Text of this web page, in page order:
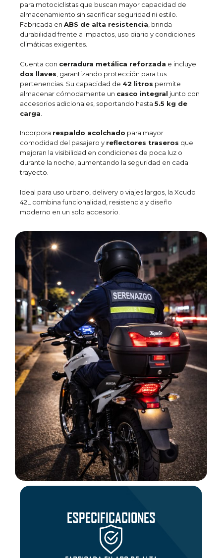
para motociclistas que buscan mayor capacidad de
almacenamiento sin sacrificar seguridad ni estilo.
Fabricada en ABS de alta resistencia , brinda
durabilidad frente a impactos, uso diario y condiciones
climáticas exigentes.
Cuenta con cerradura metálica reforzada e incluye
dos llaves , garantizando protección para tus
pertenencias. Su capacidad de 42 litros permite
almacenar cómodamente un casco integral junto con
accesorios adicionales, soportando hasta 5.5 kg de
carga
Incorpora respaldo acolchado para mayor
comodidad del pasajero y reflectores traseros que
mejoran la visibilidad en condiciones de poca luz o
durante la noche, aumentando la seguridad en cada
trayecto.
Ideal para uso urbano, delivery o viajes largos, la Xcudo
42L combina funcionalidad, resistencia y diseño
moderno en un solo accesorio.
ESPECIFICACIONES